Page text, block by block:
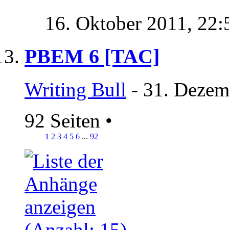
16. Oktober 2011,
PBEM 6 [TAC]
Writing Bull - 31.
92 Seiten •
1 2 3 4 5 6 ... 92